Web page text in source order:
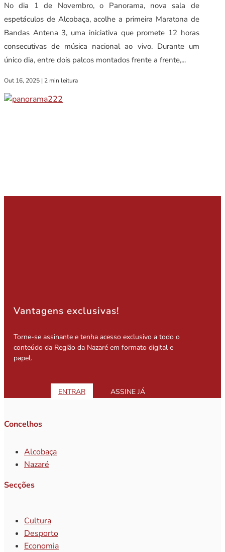
No dia 1 de Novembro, o Panorama, nova sala de
espetáculos de Alcobaça, acolhe a primeira Maratona de
Bandas Antena 3, uma iniciativa que promete 12 horas
consecutivas de música nacional ao vivo. Durante um
único dia, entre dois palcos montados frente a frente,...
Out 16, 2025 | 2 min leitura
Vantagens exclusivas!
Torne-se assinante e tenha acesso exclusivo a todo o
conteúdo da Região da Nazaré em formato digital e
papel.
ENTRAR ASSINE JÁ
Concelhos
Alcobaça
Nazaré
Secções
Cultura
Desporto
Economia